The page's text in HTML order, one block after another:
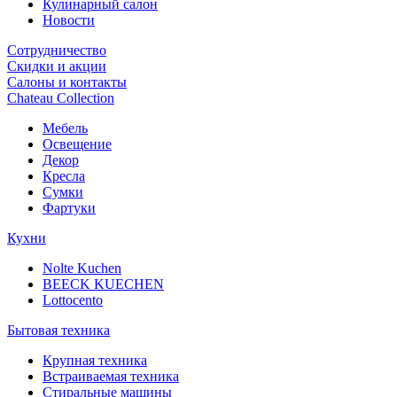
Кулинарный салон
Новости
Сотрудничество
Скидки и акции
Салоны и контакты
Chateau Collection
Мебель
Освещение
Декор
Кресла
Сумки
Фартуки
Кухни
Nolte Kuchen
BEECK KUECHEN
Lottocento
Бытовая техника
Крупная техника
Встраиваемая техника
Стиральные машины